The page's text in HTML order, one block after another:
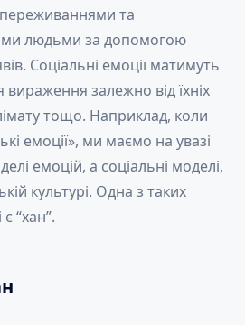
та
людьми за допомогою
Соціальні емоції матимуть
вираження залежно від їхніх
тощо. Наприклад, коли
емоції», ми маємо на увазі
емоцій, а соціальні моделі,
культурі. Одна з таких
“хан”.